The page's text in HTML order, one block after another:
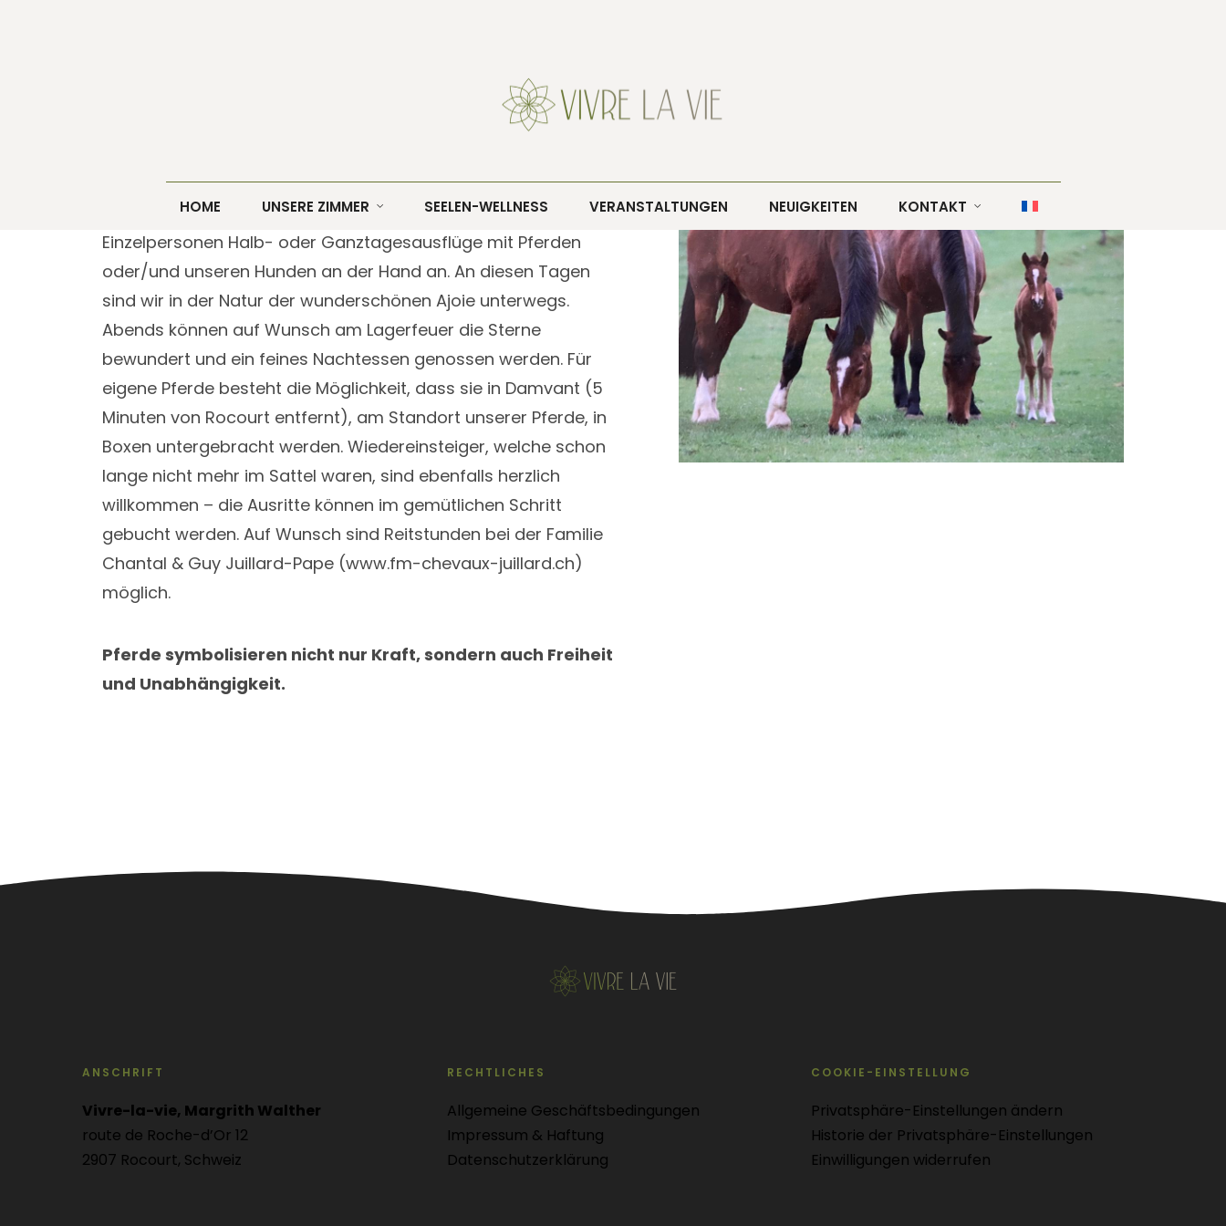
HOME UNSERE ZIMMER SEELEN-WELLNESS VERANSTALTUNGEN NEUIGKEITEN KONTAKT
Auf Anfrage biete ich interessierten Gruppen oder
Einzelpersonen Halb- oder Ganztagesausflüge mit Pferden
oder/und unseren Hunden an der Hand an. An diesen Tagen
sind wir in der Natur der wunderschönen Ajoie unterwegs.
Abends können auf Wunsch am Lagerfeuer die Sterne
bewundert und ein feines Nachtessen genossen werden. Für
eigene Pferde besteht die Möglichkeit, dass sie in Damvant (5
Minuten von Rocourt entfernt), am Standort unserer Pferde, in
Boxen untergebracht werden. Wiedereinsteiger, welche schon
lange nicht mehr im Sattel waren, sind ebenfalls herzlich
willkommen – die Ausritte können im gemütlichen Schritt
gebucht werden. Auf Wunsch sind Reitstunden bei der Familie
Chantal & Guy Juillard-Pape (www.fm-chevaux-juillard.ch)
möglich.
Pferde symbolisieren nicht nur Kraft, sondern auch Freiheit
und Unabhängigkeit.
ANSCHRIFT
Vivre-la-vie, Margrith Walther
route de Roche-d’Or 12
2907 Rocourt, Schweiz
RECHTLICHES
Allgemeine Geschäftsbedingungen
Impressum & Haftung
Datenschutzerklärung
COOKIE-EINSTELLUNG
Privatsphäre-Einstellungen ändern
Historie der Privatsphäre-Einstellungen
Einwilligungen widerrufen